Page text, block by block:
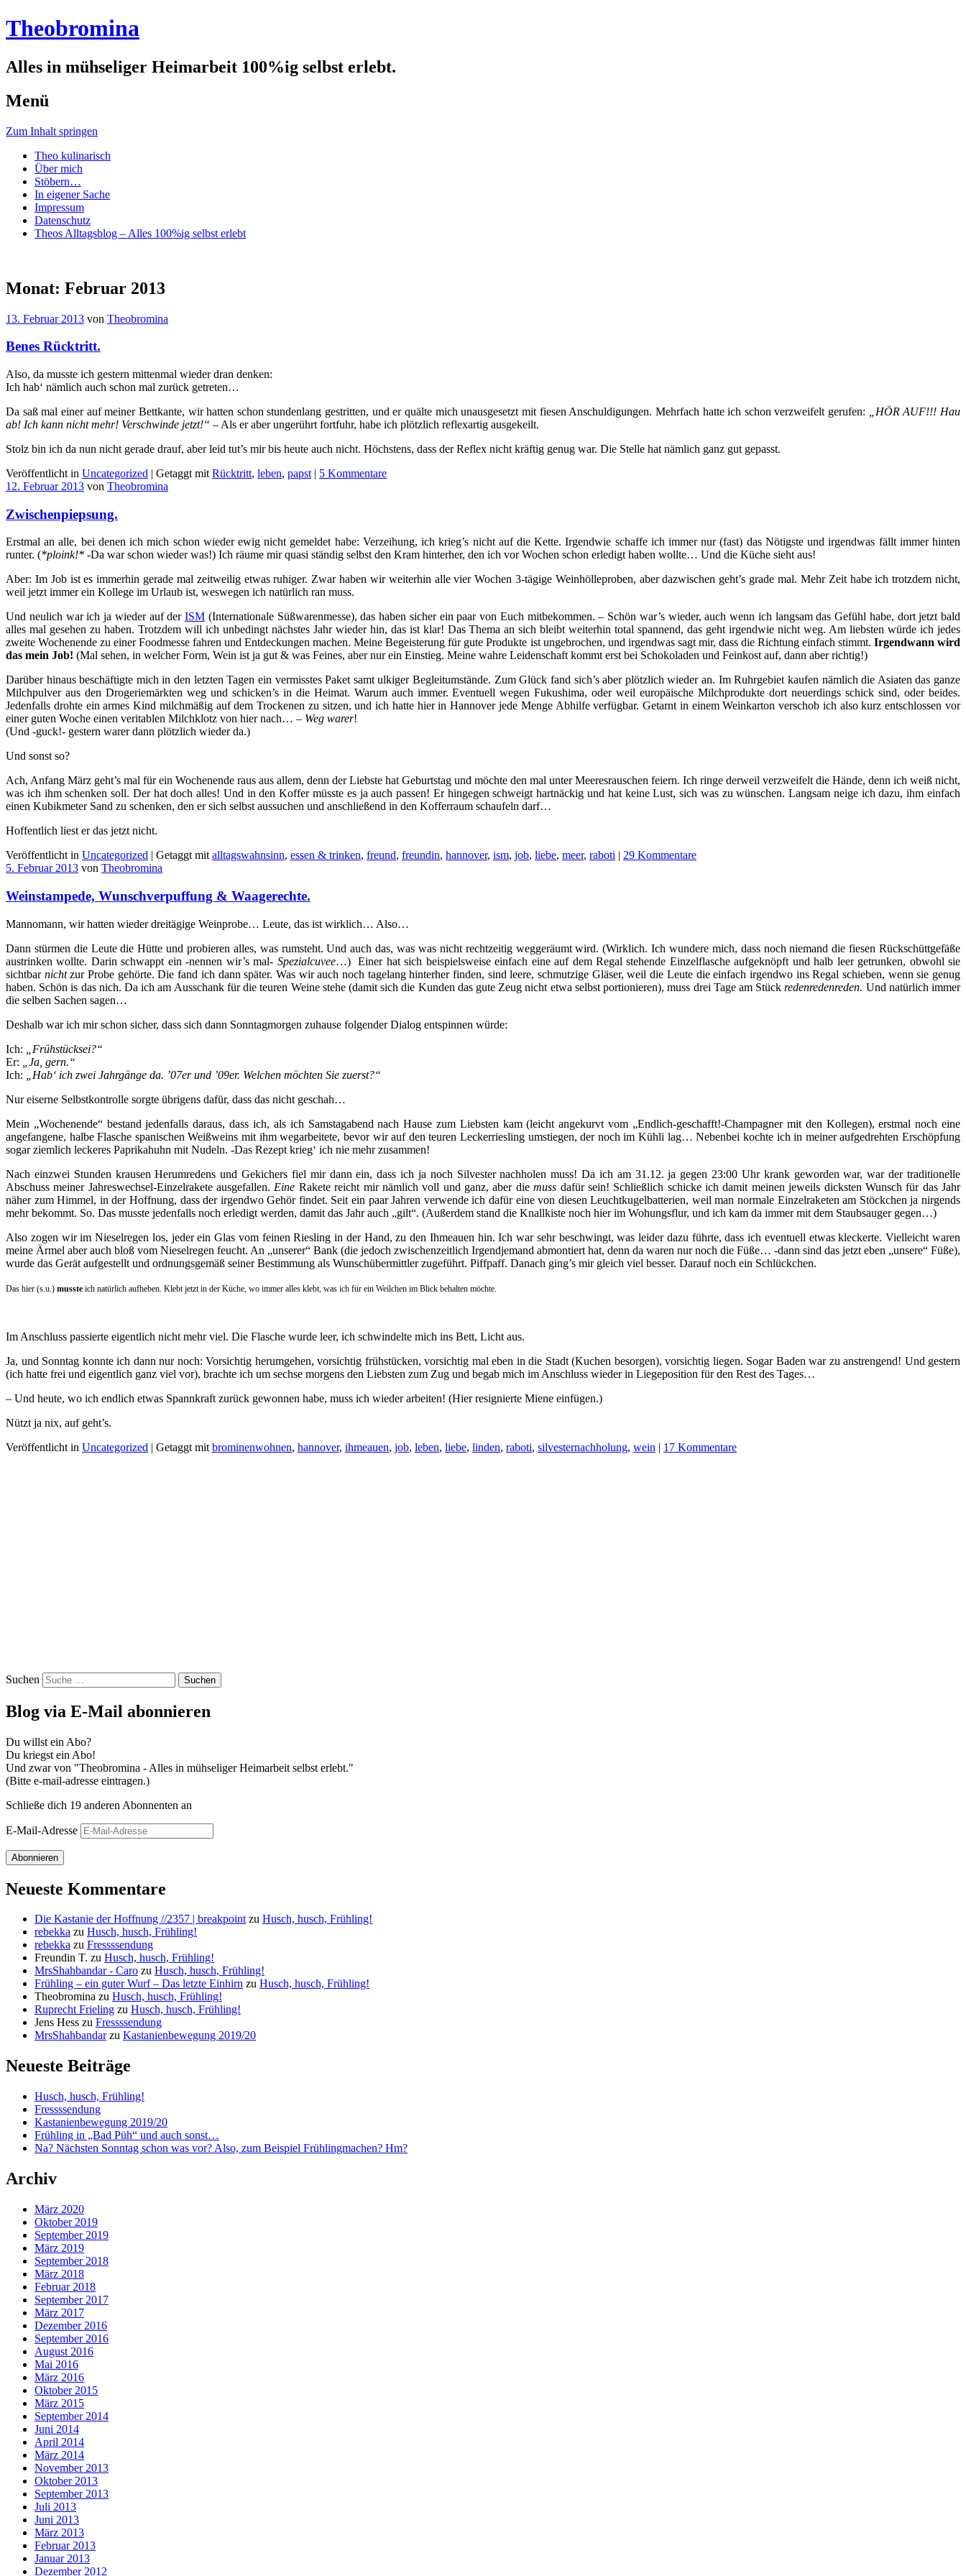
Theobromina
Alles in mühseliger Heimarbeit 100%ig selbst erlebt.
Menü
Zum Inhalt springen
Theo kulinarisch
Über mich
Stöbern…
In eigener Sache
Impressum
Datenschutz
Theos Alltagsblog – Alles 100%ig selbst erlebt
Monat: Februar 2013
13. Februar 2013 von Theobromina
Benes Rücktritt.
Also, da musste ich gestern mittenmal wieder dran denken:
Ich hab‘ nämlich auch schon mal zurück getreten…
Da saß mal einer auf meiner Bettkante, wir hatten schon stundenlang gestritten, und er quälte mich unausgesetzt mit fiesen Anschuldigungen. Mehrfach hatte ich schon verzweifelt gerufen:
„HÖR AUF!!! Hau
ab! Ich kann nicht mehr! Verschwinde jetzt!“ – Als er aber ungerührt fortfuhr, habe ich plötzlich reflexartig ausgekeilt.
Stolz bin ich da nun nicht gerade drauf, aber leid tut’s mir bis heute auch nicht. Höchstens, dass der Reflex nicht kräftig genug war. Die Stelle hat nämlich ganz gut gepasst.
Veröffentlicht in Uncategorized | Getaggt mit Rücktritt, leben, papst | 5 Kommentare
12. Februar 2013 von Theobromina
Zwischenpiepsung.
Erstmal an alle, bei denen ich mich schon wieder ewig nicht gemeldet habe: Verzeihung, ich krieg’s nicht auf die Kette. Irgendwie schaffe ich immer nur (fast) das Nötigste und irgendwas fällt immer hinten
runter. (*ploink!* -Da war schon wieder was!) Ich räume mir quasi ständig selbst den Kram hinterher, den ich vor Wochen schon erledigt haben wollte… Und die Küche sieht aus!
Aber: Im Job ist es immerhin gerade mal zeitweilig etwas ruhiger. Zwar haben wir weiterhin alle vier Wochen 3-tägige Weinhölleproben, aber dazwischen geht’s grade mal. Mehr Zeit habe ich trotzdem nicht,
weil jetzt immer ein Kollege im Urlaub ist, weswegen ich natürlich ran muss.
Und neulich war ich ja wieder auf der ISM (Internationale Süßwarenmesse), das haben sicher ein paar von Euch mitbekommen. – Schön war’s wieder, auch wenn ich langsam das Gefühl habe, dort jetzt bald
alles mal gesehen zu haben. Trotzdem will ich unbedingt nächstes Jahr wieder hin, das ist klar! Das Thema an sich bleibt weiterhin total spannend, das geht irgendwie nicht weg. Am liebsten würde ich jedes
zweite Wochenende zu einer Foodmesse fahren und Entdeckungen machen. Meine Begeisterung für gute Produkte ist ungebrochen, und irgendwas sagt mir, dass die Richtung einfach stimmt. Irgendwann wird
das mein Job! (Mal sehen, in welcher Form, Wein ist ja gut & was Feines, aber nur ein Einstieg. Meine wahre Leidenschaft kommt erst bei Schokoladen und Feinkost auf, dann aber richtig!)
Darüber hinaus beschäftigte mich in den letzten Tagen ein vermisstes Paket samt ulkiger Begleitumstände. Zum Glück fand sich’s aber plötzlich wieder an. Im Ruhrgebiet kaufen nämlich die Asiaten das ganze
Milchpulver aus den Drogeriemärkten weg und schicken’s in die Heimat. Warum auch immer. Eventuell wegen Fukushima, oder weil europäische Milchprodukte dort neuerdings schick sind, oder beides.
Jedenfalls drohte ein armes Kind milchmäßig auf dem Trockenen zu sitzen, und ich hatte hier in Hannover jede Menge Abhilfe verfügbar. Getarnt in einem Weinkarton verschob ich also kurz entschlossen vor
einer guten Woche einen veritablen Milchklotz von hier nach… – Weg warer!
(Und -guck!- gestern warer dann plötzlich wieder da.)
Und sonst so?
Ach, Anfang März geht’s mal für ein Wochenende raus aus allem, denn der Liebste hat Geburtstag und möchte den mal unter Meeresrauschen feiern. Ich ringe derweil verzweifelt die Hände, denn ich weiß nicht,
was ich ihm schenken soll. Der hat doch alles! Und in den Koffer müsste es ja auch passen! Er hingegen schweigt hartnäckig und hat keine Lust, sich was zu wünschen. Langsam neige ich dazu, ihm einfach
einen Kubikmeter Sand zu schenken, den er sich selbst aussuchen und anschließend in den Kofferraum schaufeln darf…
Hoffentlich liest er das jetzt nicht.
Veröffentlicht in Uncategorized | Getaggt mit alltagswahnsinn, essen & trinken, freund, freundin, hannover, ism, job, liebe, meer, raboti | 29 Kommentare
5. Februar 2013 von Theobromina
Weinstampede, Wunschverpuffung & Waagerechte.
Mannomann, wir hatten wieder dreitägige Weinprobe… Leute, das ist wirklich… Also…
Dann stürmen die Leute die Hütte und probieren alles, was rumsteht. Und auch das, was was nicht rechtzeitig weggeräumt wird. (Wirklich. Ich wundere mich, dass noch niemand die fiesen Rückschüttgefäße
austrinken wollte. Darin schwappt ein -nennen wir’s mal- Spezialcuvee…) Einer hat sich beispielsweise einfach eine auf dem Regal stehende Einzelflasche aufgeknöpft und halb leer getrunken, obwohl sie
sichtbarnichtzur Probe gehörte. Die fand ich dann später. Was wir auch noch tagelang hinterher finden, sind leere, schmutzige Gläser, weil die Leute die einfach irgendwo ins Regal schieben, wenn sie genug
haben. Schön is das nich. Da ich am Ausschank für die teuren Weine stehe (damit sich die Kunden das gute Zeug nicht etwa selbst portionieren), muss drei Tage am Stückredenredenreden. Und natürlich immer
die selben Sachen sagen…
Deshalb war ich mir schon sicher, dass sich dann Sonntagmorgen zuhause folgender Dialog entspinnen würde:
Ich:
„Frühstücksei?“
Er:
„Ja, gern.“
Ich:
„Hab‘ ich zwei Jahrgänge da. ’07er und ’09er. Welchen möchten Sie zuerst?“
Nur eiserne Selbstkontrolle sorgte übrigens dafür, dass das nicht geschah…
Mein „Wochenende“ bestand jedenfalls daraus, dass ich, als ich Samstagabend nach Hause zum Liebsten kam (leicht angekurvt vom „Endlich-geschafft!-Champagner mit den Kollegen), erstmal noch eine
angefangene, halbe Flasche spanischen Weißweins mit ihm wegarbeitete, bevor wir auf den teuren Leckerriesling umstiegen, der noch im Kühli lag… Nebenbei kochte ich in meiner aufgedrehten Erschöpfung
sogar ziemlich leckeres Paprikahuhn mit Nudeln. -Das Rezept krieg‘ ich nie mehr zusammen!
Nach einzwei Stunden krausen Herumredens und Gekichers fiel mir dann ein, dass ich ja noch Silvester nachholen muss! Da ich am 31.12. ja gegen 23:00 Uhr krank geworden war, war der traditionelle
Abschuss meiner Jahreswechsel-Einzelrakete ausgefallen. Eine Rakete reicht mir nämlich voll und ganz, aber diemuss dafür sein! Schließlich schicke ich damit meinen jeweils dicksten Wunsch für das Jahr
näher zum Himmel, in der Hoffnung, dass der irgendwo Gehör findet. Seit ein paar Jahren verwende ich dafür eine von diesen Leuchtkugelbatterien, weil man normale Einzelraketen am Stöckchen ja nirgends
mehr bekommt. So. Das musste jedenfalls noch erledigt werden, damit das Jahr auch „gilt“. (Außerdem stand die Knallkiste noch hier im Wohungsflur, und ich kam da immer mit dem Staubsauger gegen…)
Also zogen wir im Nieselregen los, jeder ein Glas vom feinen Riesling in der Hand, zu den Ihmeauen hin. Ich war sehr beschwingt, was leider dazu führte, dass ich eventuell etwas kleckerte. Vielleicht waren
meine Ärmel aber auch bloß vom Nieselregen feucht. An „unserer“ Bank (die jedoch zwischenzeitlich Irgendjemand abmontiert hat, denn da waren nur noch die Füße… -dann sind das jetzt eben „unsere“ Füße),
wurde das Gerät aufgestellt und ordnungsgemäß seiner Bestimmung als Wunschübermittler zugeführt. Piffpaff. Danach ging’s mir gleich viel besser. Darauf noch ein Schlückchen.
Das hier (s.u.) musste ich natürlich aufheben. Klebt jetzt in der Küche, wo immer alles klebt, was ich für ein Weilchen im Blick behalten möchte.
Im Anschluss passierte eigentlich nicht mehr viel. Die Flasche wurde leer, ich schwindelte mich ins Bett, Licht aus.
Ja, und Sonntag konnte ich dann nur noch: Vorsichtig herumgehen, vorsichtig frühstücken, vorsichtig mal eben in die Stadt (Kuchen besorgen), vorsichtig liegen. Sogar Baden war zu anstrengend! Und gestern
(ich hatte frei und eigentlich ganz viel vor), brachte ich um sechse morgens den Liebsten zum Zug und begab mich im Anschluss wieder in Liegeposition für den Rest des Tages…
– Und heute, wo ich endlich etwas Spannkraft zurück gewonnen habe, muss ich wieder arbeiten! (Hier resignierte Miene einfügen.)
Nützt ja nix, auf geht’s.
Veröffentlicht in Uncategorized | Getaggt mit brominenwohnen, hannover, ihmeauen, job, leben, liebe, linden, raboti, silvesternachholung, wein | 17 Kommentare
Suchen
Blog via E-Mail abonnieren
Du willst ein Abo?
Du kriegst ein Abo!
Und zwar von "Theobromina - Alles in mühseliger Heimarbeit selbst erlebt."
(Bitte e-mail-adresse eintragen.)
Schließe dich 19 anderen Abonnenten an
E-Mail-Adresse
Abonnieren
Neueste Kommentare
Die Kastanie der Hoffnung //2357 | breakpointzu Husch, husch, Frühling!
rebekka zu Husch, husch, Frühling!
rebekka zu Fressssendung
Freundin T. zu Husch, husch, Frühling!
MrsShahbandar - Caro zu Husch, husch, Frühling!
Frühling – ein guter Wurf – Das letzte Einhirn zu Husch, husch, Frühling!
Theobromina zu Husch, husch, Frühling!
Ruprecht Frieling zu Husch, husch, Frühling!
Jens Hess zu Fressssendung
MrsShahbandarzu Kastanienbewegung 2019/20
Neueste Beiträge
Husch, husch, Frühling!
Fressssendung
Kastanienbewegung 2019/20
Frühling in „Bad Püh“ und auch sonst…
Na? Nächsten Sonntag schon was vor? Also, zum Beispiel Frühlingmachen? Hm?
Archiv
März 2020
Oktober 2019
September 2019
März 2019
September 2018
März 2018
Februar 2018
September 2017
März 2017
Dezember 2016
September 2016
August 2016
Mai 2016
März 2016
Oktober 2015
März 2015
September 2014
Juni 2014
April 2014
März 2014
November 2013
Oktober 2013
September 2013
Juli 2013
Juni 2013
März 2013
Februar 2013
Januar 2013
Dezember 2012